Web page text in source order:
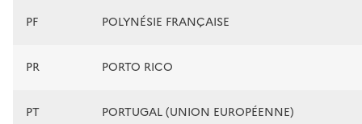
PF POLYNÉSIE FRANÇAISE
PR PORTO RICO
PT PORTUGAL (UNION EUROPÉENNE)